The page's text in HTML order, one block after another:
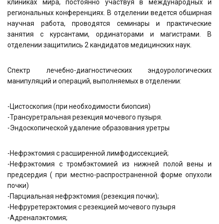
клиниках мира, постоянно участвуя в международных и
региональных конференциях. В отделении ведется обширная
научная работа, проводятся семинары и практические
занятия с курсантами, ординаторами и магистрами. В
отделении защитились 2 кандидатов медицинских наук.
Спектр лечебно-диагностических эндоурологических
манипуляций и операций, выполняемых в отделении:
-Цистоскопия (при необходимости биопсия)
-Трансуретральная резекция мочевого пузыря.
-Эндоскопической удаление образования уретры
-Нефрэктомия с расширенной лимфодиссекцией;
-Нефрэктомия с тромбэктомией из нижней полой вены и
предсердия ( при местно-распространенной форме опухоли
почки)
-Парциальная нефрэктомия (резекция почки);
-Нефруретерэктомия с резекцией мочевого пузыря
-Адреналэктомия;